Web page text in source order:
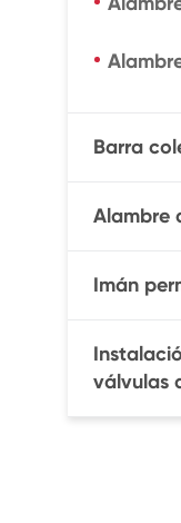
Barra
Alambre
Imán
válvulas